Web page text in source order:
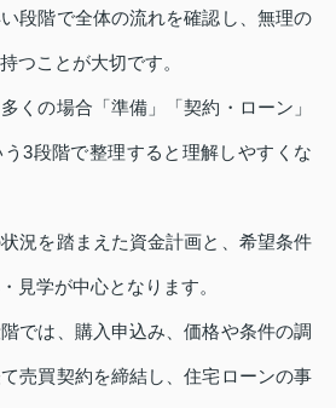
段階で全体の流れを確認し、無理の
つことが大切です。
くの場合「準備」「契約・ローン」
う3段階で整理すると理解しやすくな
況を踏まえた資金計画と、希望条件
見学が中心となります。
では、購入申込み、価格や条件の調
売買契約を締結し、住宅ローンの事